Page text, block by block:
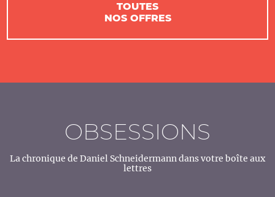
TOUTES
NOS OFFRES
OBSESSIONS
La chronique de Daniel Schneidermann dans votre boîte aux
lettres